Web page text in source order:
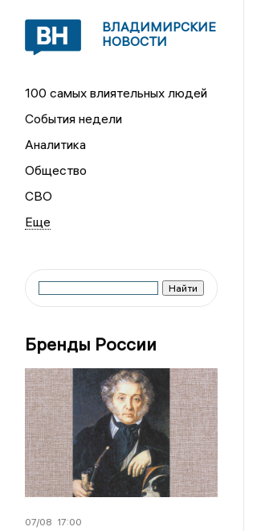
ВЛАДИМИРСКИЕ
НОВОСТИ
100 самых влиятельных людей
События недели
Аналитика
Общество
СВО
Бренды России
07/08 17:00